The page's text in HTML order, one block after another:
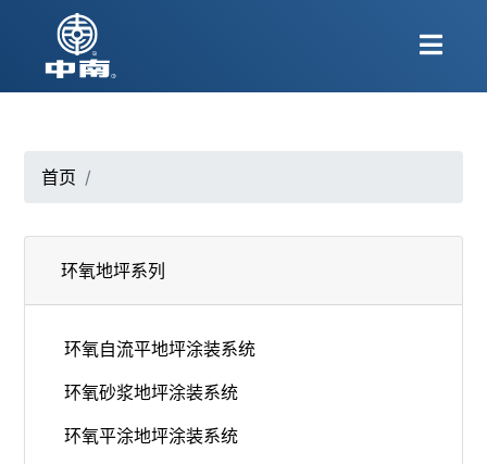
首页
环氧地坪系列
环氧⾃流平地坪涂装系统
环氧砂浆地坪涂装系统
环氧平涂地坪涂装系统